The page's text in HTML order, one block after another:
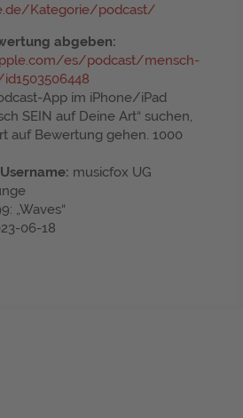
Kategorie/podcast/
abgeben:
es/podcast/mensch-
App im iPhone/iPad
SEIN auf Deine Art“ suchen,
auf Bewertung gehen. 1000
musicfox UG
„Waves“
06-18